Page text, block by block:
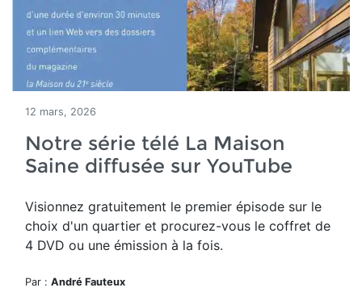
12 mars, 2026
Notre série télé La Maison
Saine diffusée sur YouTube
Visionnez gratuitement le premier épisode sur le
choix d'un quartier et procurez-vous le coffret de
4 DVD ou une émission à la fois.
Par : André Fauteux